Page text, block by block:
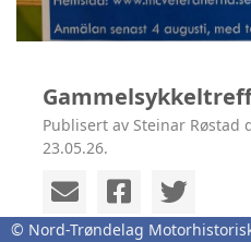
Gammelsykkeltreff
Publisert av Steinar Røstad
23.05.26.
© Nord-Trøndelag